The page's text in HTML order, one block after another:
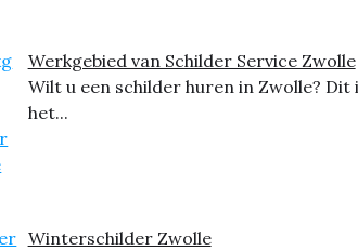
Werkgebied van Schilder Service Zwolle
Wilt u een schilder huren in Zwolle? Dit
het...
Winterschilder Zwolle